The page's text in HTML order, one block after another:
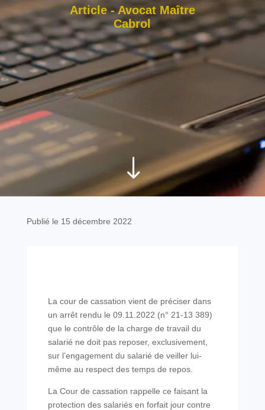
Article - Avocat Maître
Cabrol
"
Publié le 15 décembre 2022
La cour de cassation vient de préciser dans
un arrêt rendu le 09.11.2022 (n° 21-13 389)
que le contrôle de la charge de travail du
salarié ne doit pas reposer, exclusivement,
sur l’engagement du salarié de veiller lui-
même au respect des temps de repos.
La Cour de cassation rappelle ce faisant la
protection des salariés en forfait jour contre